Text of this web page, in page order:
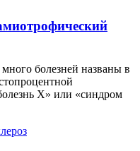
болезней названы в
Х» или «синдром